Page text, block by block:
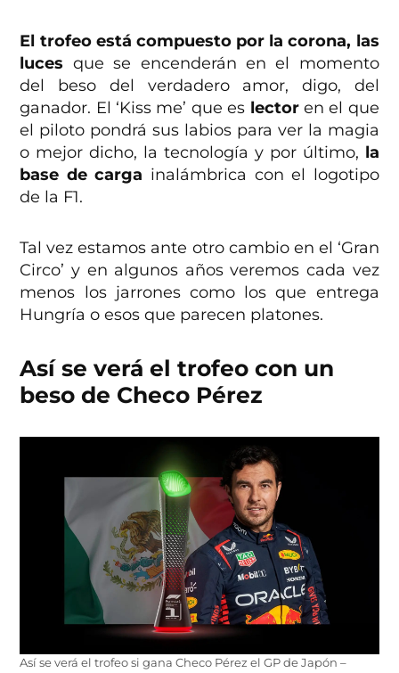
El trofeo está compuesto por la corona, las
luces que se encenderán en el momento
del beso del verdadero amor, digo, del
ganador. El ‘Kiss me’ que es lector en el que
el piloto pondrá sus labios para ver la magia
o mejor dicho, la tecnología y por último, la
base de carga inalámbrica con el logotipo
de la F1.
Tal vez estamos ante otro cambio en el ‘Gran
Circo’ y en algunos años veremos cada vez
menos los jarrones como los que entrega
Hungría o esos que parecen platones.
Así se verá el trofeo con un
beso de Checo Pérez
Así se verá el trofeo si gana Checo Pérez el GP de Japón –